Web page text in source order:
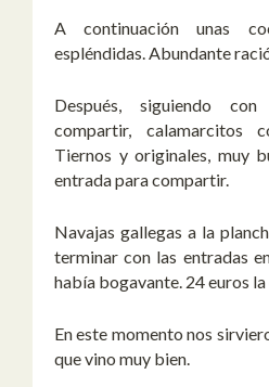
A continuación unas
espléndidas. Abundante
Después, siguiendo
compartir, calamarcitos
Tiernos y originales, muy
entrada para compartir.
Navajas gallegas a la
terminar con las entradas
había bogavante. 24 euros la
En este momento nos
que vino muy bien.